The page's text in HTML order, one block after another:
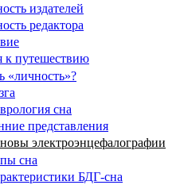
издателей
редактора
к путешествию
«личность»?
сна
представления
электроэнцефалографии
сна
БДГ-сна